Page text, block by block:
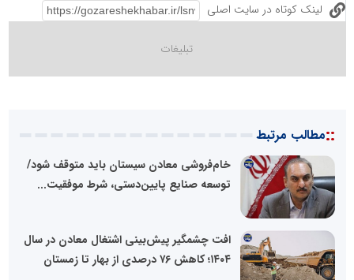
لینک کوتاه در سایت اصلی
::مطالب مرتبط
خام‌فروشی معادن سیستان باید متوقف شود/
توسعه صنایع پایین‌دستی، شرط موفقیت...
افت چشمگیر پیش‌بینی اشتغال معادن در سال
۱۴۰۴؛ کاهش ۷۶ درصدی از بهار تا زمستان